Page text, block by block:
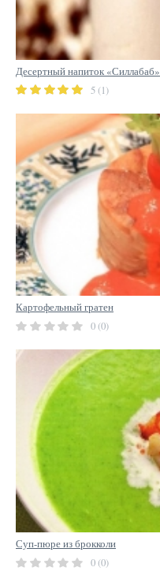
Десертный напиток «Силлабаб»
5 (1)
Картофельный гратен
0 (0)
Суп-пюре из брокколи
0 (0)